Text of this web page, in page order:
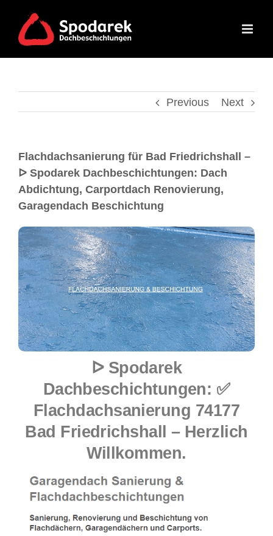
Previous Next
Flachdachsanierung für Bad Friedrichshall –
ᐅ Spodarek Dachbeschichtungen: Dach
Abdichtung, Carportdach Renovierung,
Garagendach Beschichtung
ᐅ Spodarek
Dachbeschichtungen: ✅
Flachdachsanierung 74177
Bad Friedrichshall – Herzlich
Willkommen.